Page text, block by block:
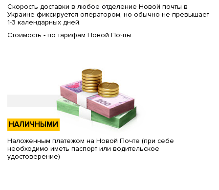
Скорость доставки в любое отделение Новой почты в
Украине фиксируется оператором, но обычно не превышает
1-3 календарных дней.
Стоимость - по тарифам Новой Почты.
НАЛИЧНЫМИ
Наложенным платежом на Новой Почте (при себе
необходимо иметь паспорт или водительское
удостоверение)